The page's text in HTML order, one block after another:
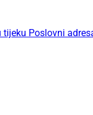
tijeku Poslovni